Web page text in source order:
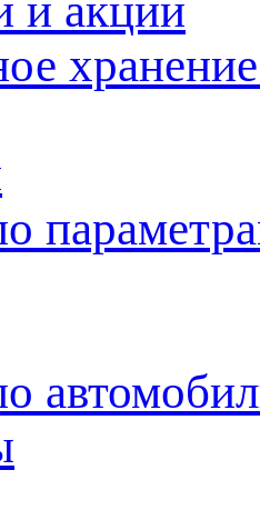
и акции